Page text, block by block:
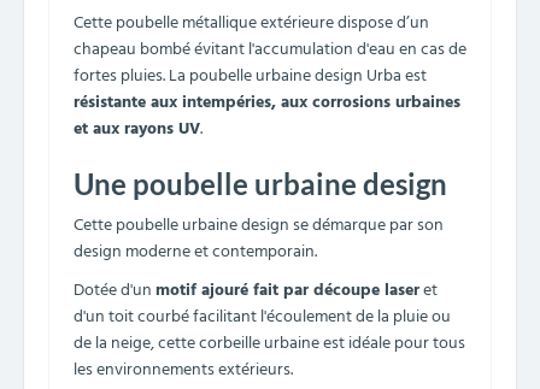
Cette poubelle métallique extérieure dispose d’un
chapeau bombé évitant l'accumulation d'eau en cas de
fortes pluies. La poubelle urbaine design Urba est
résistante aux intempéries, aux corrosions urbaines
et aux rayons UV.
Une poubelle urbaine design
Cette poubelle urbaine design se démarque par son
design moderne et contemporain.
Dotée d'unmotif ajouré fait par découpe laseret
d'un toit courbé facilitant l'écoulement de la pluie ou
de la neige, cette corbeille urbaine est idéale pour tous
les environnements extérieurs.